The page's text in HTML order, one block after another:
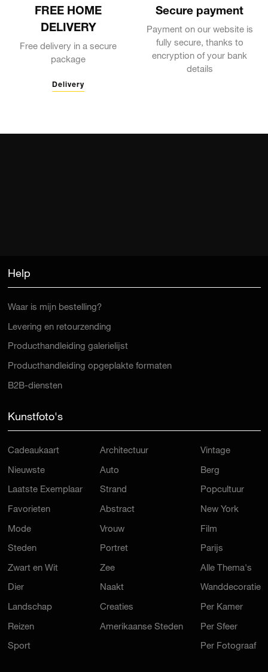
FREE HOME
DELIVERY
Free delivery in a secure
package
Delivery
Secure payment
Payment on our website is
fully secure, thanks to
encryption of your bank
details
Help
Waar is mijn bestelling?
Levering en retourzending
Producthandleiding galerielijst
Producthandleiding opgeplakte formaten
B2B-diensten
Kunstfoto's
Cadeaukaart
Nieuwste
Laatste Exemplaar
Favorieten
Mode
Steden
Zwart en Wit
Dier
Landschap
Reizen
Sport
Architectuur
Auto
Strand
Abstract
Vrouw
Portret
Zee
Naakt
Creaties
Amerikaanse Steden
Vintage
Berg
Popcultuur
New York
Film
Parijs
Alle Thema's
Wanddecoratie
Per Kamer
Per Sfeer
Per Fotograaf